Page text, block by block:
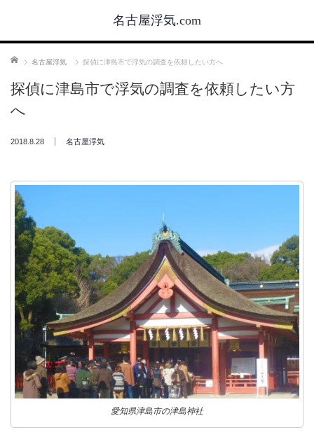
名古屋浮気.com
ホーム 名古屋浮気 探偵に津島市で浮気の調査を依頼したい方へ
探偵に津島市で浮気の調査を依頼したい方
へ
2018.8.28 名古屋浮気
愛知県津島市の津島神社